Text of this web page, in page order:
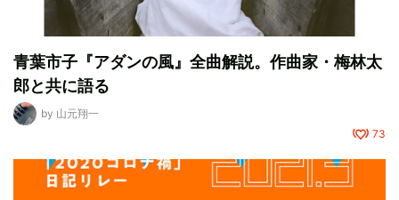
青葉市子『アダンの風』全曲解説。作曲家・梅林太
郎と共に語る
by 山元翔一
73